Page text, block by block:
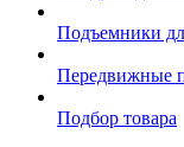
Подъемники
Передвижные
Подбор товара